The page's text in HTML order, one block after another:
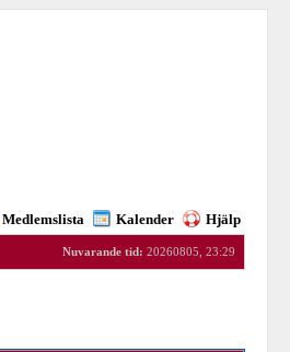
Medlemslista Kalender Hjälp
Nuvarande tid: 20260805, 23:29